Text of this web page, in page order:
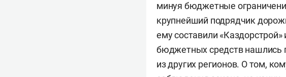
минуя бюджетные
крупнейший подрядчик
ему составили
бюджетных средств нашлись
из других регионов. О том,